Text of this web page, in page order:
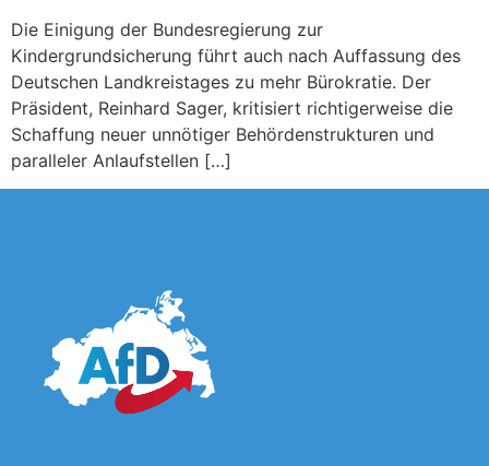
Die Einigung der Bundesregierung zur
Kindergrundsicherung führt auch nach Auffassung des
Deutschen Landkreistages zu mehr Bürokratie. Der
Präsident, Reinhard Sager, kritisiert richtigerweise die
Schaffung neuer unnötiger Behördenstrukturen und
paralleler Anlaufstellen […]